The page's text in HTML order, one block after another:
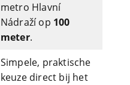
metro Hlavní
Nádraží op 100
meter.
Simpele, praktische
keuze direct bij het